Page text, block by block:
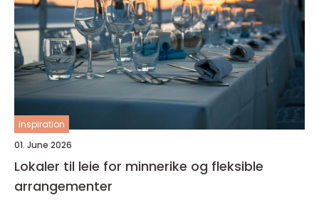
inspiration
01. June 2026
Lokaler til leie for minnerike og fleksible
arrangementer